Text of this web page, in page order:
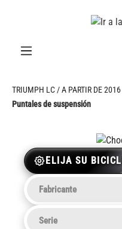
TRIUMPH LC / A PARTIR DE 2016
Puntales de suspensión
ELIJA SU